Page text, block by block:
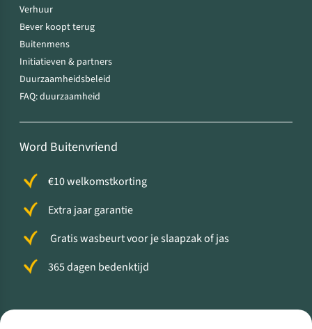
Verhuur
Bever koopt terug
Buitenmens
Initiatieven & partners
Duurzaamheidsbeleid
FAQ: duurzaamheid
Word Buitenvriend
€10 welkomstkorting
Extra jaar garantie
Gratis wasbeurt voor je slaapzak of jas
365 dagen bedenktijd